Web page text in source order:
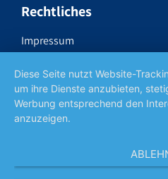
Rechtliches
Impressum
Widerrufsrecht
AGB
Diese Seite nutzt Website-
um ihre Dienste anzubieten,
Werbung entsprechend den
anzuzeigen.